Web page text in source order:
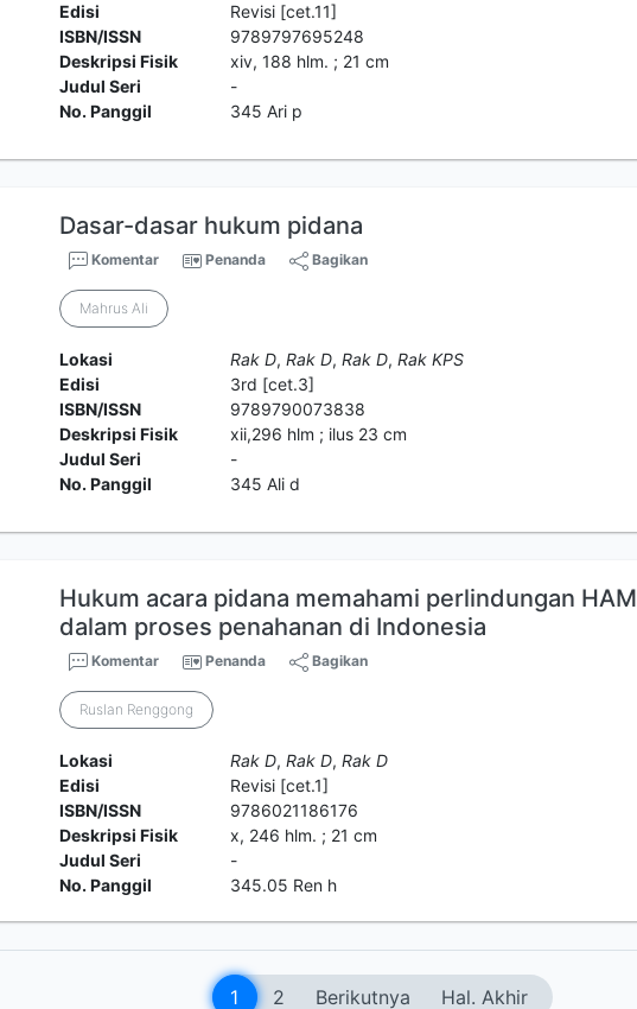
Edisi
Revisi [cet.11]
ISBN/ISSN
9789797695248
Deskripsi Fisik
xiv, 188 hlm. ; 21 cm
Judul Seri
-
No. Panggil
345 Ari p
Dasar-dasar hukum pidana
Komentar Penanda Bagikan
Mahrus Ali
Lokasi Rak D, Rak D, Rak D, Rak KPS
Edisi
3rd [cet.3]
ISBN/ISSN
9789790073838
Deskripsi Fisik
xii,296 hlm ; ilus 23 cm
Judul Seri
-
No. Panggil
345 Ali d
Hukum acara pidana memahami perlindungan HAM
dalam proses penahanan di Indonesia
Komentar Penanda Bagikan
Ruslan Renggong
Lokasi Rak D, Rak D, Rak D
Edisi
Revisi [cet.1]
ISBN/ISSN
9786021186176
Deskripsi Fisik
x, 246 hlm. ; 21 cm
Judul Seri
-
No. Panggil
345.05 Ren h
1 2 Berikutnya Hal. Akhir